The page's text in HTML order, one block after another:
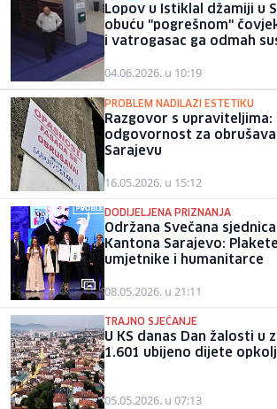
Lopov u Istiklal džamiji u
obuću "pogrešnom"
i vatrogasac ga odmah
04.06.2026. u 10:19
PROBLEM NADILAZI ESTETIKU
Razgovor s upraviteljima:
odgovornost za
Sarajevu
16.05.2026. u 15:12
DODIJELJENA PRIZNANJA
Održana Svečana
Kantona Sarajevo:
umjetnike i humanitarce
08.05.2026. u 21:11
TRAJNO SJEĆANJE
U KS danas Dan žalosti u
1.601 ubijeno dijete
05.05.2026. u 07:13